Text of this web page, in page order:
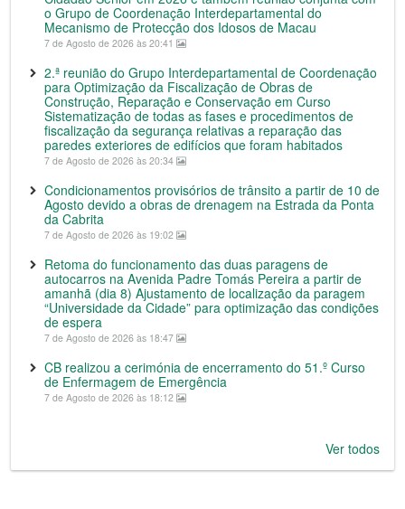
o Grupo de Coordenação Interdepartamental do
Mecanismo de Protecção dos Idosos de Macau
7 de Agosto de 2026 às 20:41
2.ª reunião do Grupo Interdepartamental de Coordenação
para Optimização da Fiscalização de Obras de
Construção, Reparação e Conservação em Curso
Sistematização de todas as fases e procedimentos de
fiscalização da segurança relativas a reparação das
paredes exteriores de edifícios que foram habitados
7 de Agosto de 2026 às 20:34
Condicionamentos provisórios de trânsito a partir de 10 de
Agosto devido a obras de drenagem na Estrada da Ponta
da Cabrita
7 de Agosto de 2026 às 19:02
Retoma do funcionamento das duas paragens de
autocarros na Avenida Padre Tomás Pereira a partir de
amanhã (dia 8) Ajustamento de localização da paragem
“Universidade da Cidade” para optimização das condições
de espera
7 de Agosto de 2026 às 18:47
CB realizou a cerimónia de encerramento do 51.º Curso
de Enfermagem de Emergência
7 de Agosto de 2026 às 18:12
Ver todos